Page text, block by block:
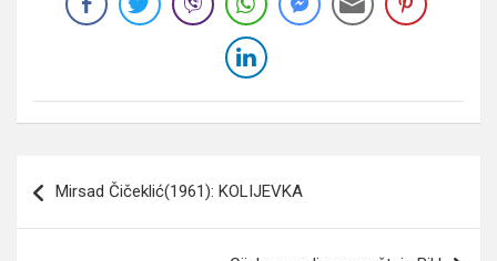
članaka
Mirsad Čičeklić(1961): KOLIJEVKA